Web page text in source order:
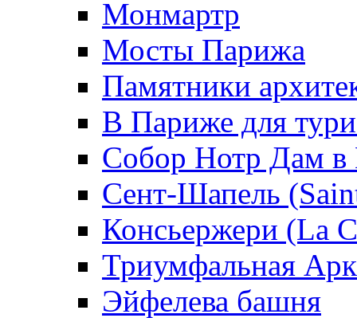
Монмартр
Мосты Парижа
Памятники
В Париже для
Собор Нотр Дам в
Сент-Шапель
Консьержери (La
Триумфальная
Эйфелева башня